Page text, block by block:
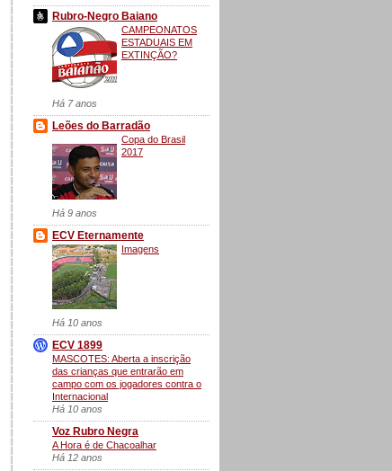
Rubro-Negro Baiano
CAMPEONATOS
ESTADUAIS EM
EXTINÇÃO?
Há 7 anos
Leões do Barradão
Copa do Brasil
2017
Há 9 anos
ECV Eternamente
Imagens
Há 10 anos
ECV 1899
MASCOTES: Aberta a inscrição
das crianças que entrarão em
campo com os jogadores contra o
Internacional
Há 10 anos
Voz Rubro Negra
A Hora é de Chacoalhar
Há 12 anos